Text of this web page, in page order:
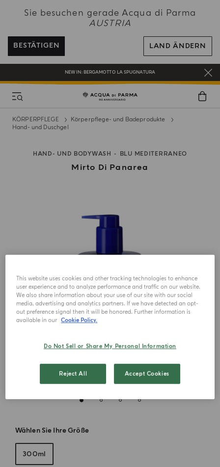
Sie besuchen gerade Acqua di Parma
AUSTRIA
BESTÄTIGEN LAND ÄNDERN
BEI ALLEN BESTELLUNGEN ÜBER 120€ ERHALTEN SIE EINE KOSTENLOSE
LIEFERUNG
REGISTRIEREN SIE SICH UND GENIESSEN SIE EINE WELT VOLLER VORTEILE
EIN GESCHENK FÜR SIE AUF ALLE BESTELLUNGEN ÜBER 180€
NEW IN: BERGAMOTTO LA SPUGNATURA
KÖRPERPFLEGE
Körperpflege- und Badeprodukte
Hand- und Duschgel
HAND- UND BODYWASH BLU MEDITERRANEO
Mirto Di Panarea
Wählen Sie Ihre Größe
300ml
This website uses cookies and other tracking technologies to enhance
user experience and to analyze performance and traffic on our website.
We also share information about your use of our site with our social
media, advertising and analytics partners. If we have detected an opt-
out preference signal then it will be honored. Further information is
available in our Cookie Policy.
Do Not Sell or Share My Personal Information
Reject All Accept Cookies